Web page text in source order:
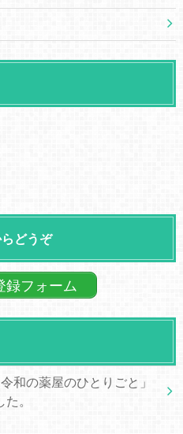
どうぞ
録フォーム
和の薬屋のひとりごと」
。